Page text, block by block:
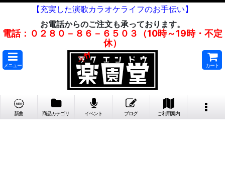
【充実した演歌カラオケライフのお手伝い】
お電話からのご注文も承っております。
電話：０２８０－８６－６５０３（10時～19時・不定
休）
メニュー カート
新曲 商品カテゴリ イベント ブログ ご利用案内